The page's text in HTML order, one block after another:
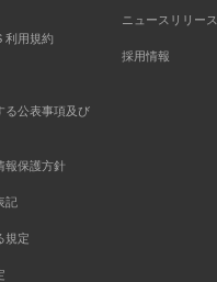
利用規約
る公表事項及び
報保護方針
記
規定
ニュースリリース
採用情報